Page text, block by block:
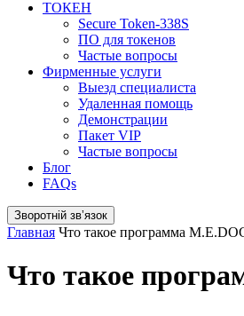
ТОКЕН
Secure Token-338S
ПО для токенов
Частые вопросы
Фирменные услуги
Выезд специалиста
Удаленная помощь
Демонстрации
Пакет VIP
Частые вопросы
Блог
FAQs
Зворотній звʼязок
Главная Что такое программа
Что такое